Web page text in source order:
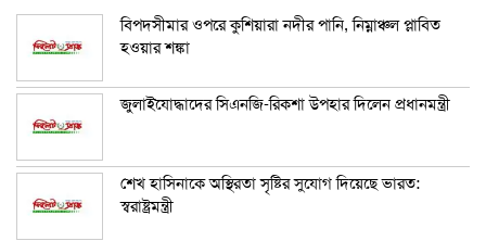
বিপদসীমার ওপরে কুশিয়ারা নদীর পানি, নিম্নাঞ্চল প্লাবিত
হওয়ার শঙ্কা
জুলাইযোদ্ধাদের সিএনজি-রিকশা উপহার দিলেন প্রধানমন্ত্রী
শেখ হাসিনাকে অস্থিরতা সৃষ্টির সুযোগ দিয়েছে ভারত:
স্বরাষ্ট্রমন্ত্রী